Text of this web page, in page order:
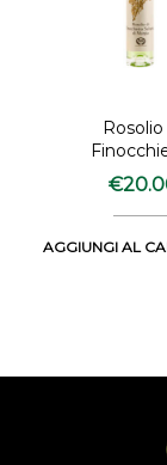
Rosolio
Selvatico di
€
AGGIUNGI AL